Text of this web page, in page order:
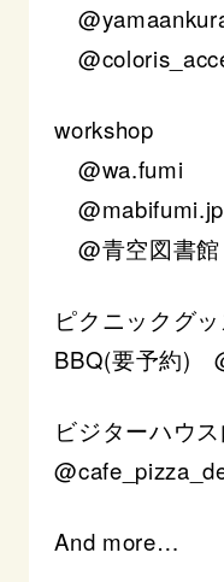
workshop
@wa.fumi
@mabifumi.jp
@青空図書館
ピクニックグ
BBQ(要予約)
ビジターハウ
And more…